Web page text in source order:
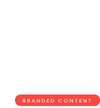
BRANDED CONTENT